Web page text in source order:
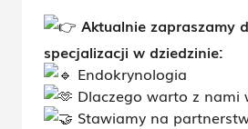
Aktualnie zapraszamy
specjalizacji w dziedzinie:
Endokrynologia
Dlaczego warto z nami
Stawiamy na